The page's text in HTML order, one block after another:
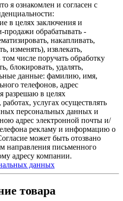
я ознакомлен и согласен с
в целях заключения и
продажи обрабатывать -
накапливать,
изменять), извлекать,
том числе поручать обработку
блокировать, удалять,
данные: фамилию, имя,
телефонов, адрес
разрешаю в целях
услугах осуществлять
персональных данных и
адрес электронной почты и/
рекламу и информацию о
может быть отозвано
направления письменного
адресу компании.
данных
товара